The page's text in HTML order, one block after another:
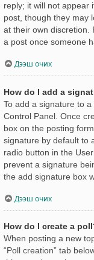
reply; it will not appear
post, though they may
at their own discretion.
a post once someone
Дээш очих
How do I add a
To add a signature to
Control Panel. Once
box on the posting
signature by default to
radio button in the
prevent a signature
the add signature box
Дээш очих
How do I create a
When posting a new
“Poll creation” tab